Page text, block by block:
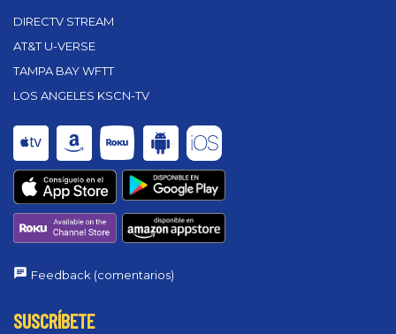
DIRECTV STREAM
AT&T U-VERSE
TAMPA BAY WFTT
LOS ANGELES KSCN-TV
Feedback (comentarios)
SUSCRÍBETE